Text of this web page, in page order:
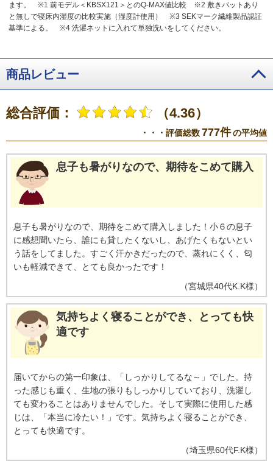
ます。
※1 前モデル＜KBSX121＞とのQ‐MAX値比較
※2 敷きパットあり
と無しで寝床内湿度の比較実施（湿度計使用）
※3 SEKマーク繊維製品認証
基準による。
※4 洗濯ネットに入れて単独洗いをしてください。
商品レビュー
総合評価： （4.36）
・・・評価総数777件の平均値
息子も暑がりなので、期待をこめて購入
息子も暑がりなので、期待をこめて購入しました！小６の息子
に感想聞いたら、誰にも貸したくないし、あげたくもないとい
う話をしてました。すごく汗かきだったので、蒸れにくく、匂
いも軽減できて、とても良かったです！
（宮城県40代K.K様）
気持ちよく寝ることができ、とっても快
適です
届いてからの第一印象は、「しっかりしてるな～」でした。持
った感じも重く、生地の張りもしっかりしていており、洗濯し
ても変わることはありませんでした。そして実際に使用した感
じは、「本当に冷たい！」です。気持ちよく寝ることができ、
とっても快適です。
（埼玉県60代F.K様）